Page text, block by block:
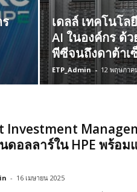
เดลล์ เทคโนโล
AI ในองค์กร ด้
พีซีจนถึงดาต้าเ
ETP_Admin - 12 พฤษภาค
Investment
ดอลลาร์ใน HPE พร้อม
- 16 เมษายน 2025